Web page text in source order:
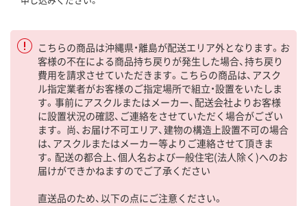
こちらの商品は沖縄県・離島が配送エリア外となります。お
客様の不在による商品持ち戻りが発生した場合、持ち戻り
費用を請求させていただきます。こちらの商品は、アスク
ル指定業者がお客様のご指定場所で組立・設置をいたしま
す。事前にアスクルまたはメーカー、配送会社よりお客様
に設置状況の確認、ご連絡をさせていただく場合がござい
ます。 尚、お届け不可エリア、建物の構造上設置不可の場合
は、アスクルまたはメーカー等よりご連絡させて頂きま
す。配送の都合上、個人名および一般住宅(法人除く)へのお
届けができかねますのでご了承ください
直送品のため、以下の点にご注意ください。